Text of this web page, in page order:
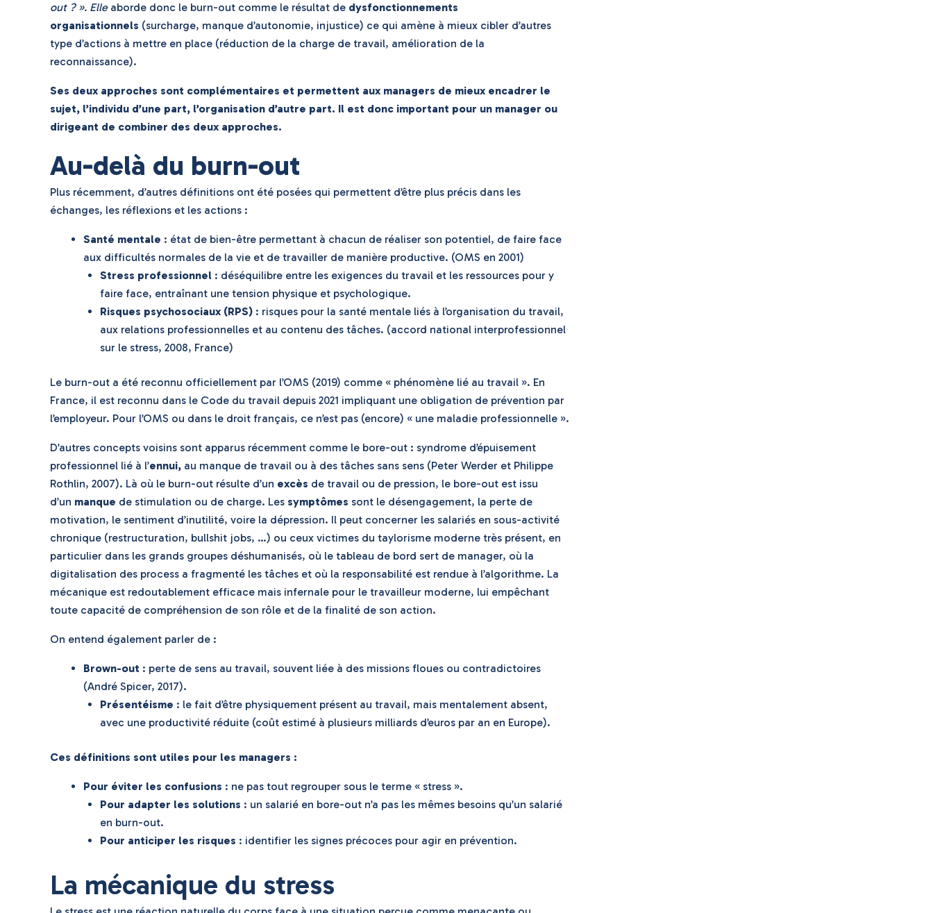
out ? ». Elle aborde donc le burn-out comme le résultat de dysfonctionnements
organisationnels (surcharge, manque d’autonomie, injustice) ce qui amène à mieux cibler d’autres
type d’actions à mettre en place (réduction de la charge de travail, amélioration de la
reconnaissance).
Ses deux approches sont complémentaires et permettent aux managers de mieux encadrer le
sujet, l’individu d’une part, l’organisation d’autre part. Il est donc important pour un manager ou
dirigeant de combiner des deux approches.
Au-delà du burn-out
Plus récemment, d’autres définitions ont été posées qui permettent d’être plus précis dans les
échanges, les réflexions et les actions :
Santé mentale : état de bien-être permettant à chacun de réaliser son potentiel, de faire face
aux difficultés normales de la vie et de travailler de manière productive. (OMS en 2001)
Stress professionnel : déséquilibre entre les exigences du travail et les ressources pour y
faire face, entraînant une tension physique et psychologique.
Risques psychosociaux (RPS) : risques pour la santé mentale liés à l’organisation du travail,
aux relations professionnelles et au contenu des tâches. (accord national interprofessionnel
sur le stress, 2008, France)
Le burn-out a été reconnu officiellement par l’OMS (2019) comme « phénomène lié au travail ». En
France, il est reconnu dans le Code du travail depuis 2021 impliquant une obligation de prévention par
l’employeur. Pour l’OMS ou dans le droit français, ce n’est pas (encore) « une maladie professionnelle ».
D’autres concepts voisins sont apparus récemment comme le bore-out : syndrome d’épuisement
professionnel lié à l’ennui, au manque de travail ou à des tâches sans sens (Peter Werder et Philippe
Rothlin, 2007). Là où le burn-out résulte d’un excès de travail ou de pression, le bore-out est issu
d’un manque de stimulation ou de charge. Les symptômes sont le désengagement, la perte de
motivation, le sentiment d’inutilité, voire la dépression. Il peut concerner les salariés en sous-activité
chronique (restructuration, bullshit jobs, …) ou ceux victimes du taylorisme moderne très présent, en
particulier dans les grands groupes déshumanisés, où le tableau de bord sert de manager, où la
digitalisation des process a fragmenté les tâches et où la responsabilité est rendue à l’algorithme. La
mécanique est redoutablement efficace mais infernale pour le travailleur moderne, lui empêchant
toute capacité de compréhension de son rôle et de la finalité de son action.
On entend également parler de :
Brown-out : perte de sens au travail, souvent liée à des missions floues ou contradictoires
(André Spicer, 2017).
Présentéisme : le fait d’être physiquement présent au travail, mais mentalement absent,
avec une productivité réduite (coût estimé à plusieurs milliards d’euros par an en Europe).
Ces définitions sont utiles pour les managers :
Pour éviter les confusions : ne pas tout regrouper sous le terme « stress ».
Pour adapter les solutions : un salarié en bore-out n’a pas les mêmes besoins qu’un salarié
en burn-out.
Pour anticiper les risques : identifier les signes précoces pour agir en prévention.
La mécanique du stress